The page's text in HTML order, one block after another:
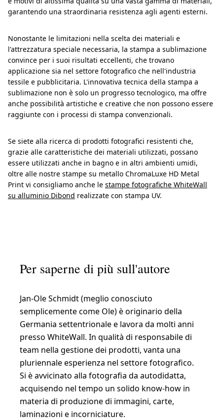
garantendo una straordinaria resistenza agli agenti esterni.
Nonostante le limitazioni nella scelta dei materiali e
l'attrezzatura speciale necessaria, la stampa a sublimazione
convince per i suoi risultati eccellenti, che trovano
applicazione sia nel settore fotografico che nell'industria
tessile e pubblicitaria. L'innovativa tecnica della stampa a
sublimazione non è solo un progresso tecnologico, ma offre
anche possibilità artistiche e creative che non possono essere
raggiunte con i processi di stampa convenzionali.
Se siete alla ricerca di prodotti fotografici resistenti che,
grazie alle caratteristiche dei materiali utilizzati, possano
essere utilizzati anche in bagno e in altri ambienti umidi,
oltre alle nostre stampe su metallo ChromaLuxe HD Metal
Print vi consigliamo anche le stampe fotografiche WhiteWall
su alluminio Dibond realizzate con stampa UV.
Per saperne di più sull'autore
Jan-Ole Schmidt (meglio conosciuto
semplicemente come Ole) è originario della
Germania settentrionale e lavora da molti anni
presso WhiteWall. In qualità di responsabile di
team nella gestione dei prodotti, vanta una
pluriennale esperienza nel settore fotografico.
Si è avvicinato alla fotografia da autodidatta,
acquisendo nel tempo un solido know-how in
materia di produzione di immagini, carte,
laminazioni e incorniciature.